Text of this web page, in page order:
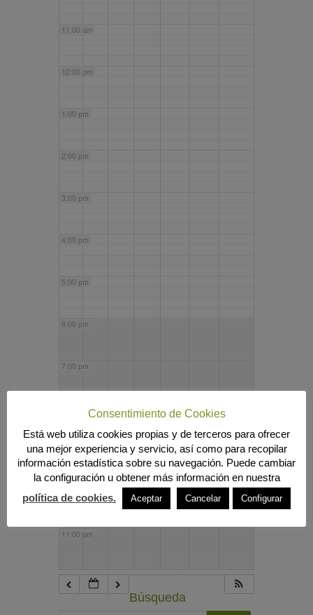
11:00 am
12:00 pm
1:00 pm
2:00 pm
3:00 pm
4:00 pm
5:00 pm
6:00 pm
7:00 pm
9:00 pm
10:00 pm
11:00 pm
Búsqueda
Consentimiento de Cookies
Está web utiliza cookies propias y de terceros para ofrecer
una mejor experiencia y servicio, así como para recopilar
información estadística sobre su navegación. Puede cambiar
la configuración u obtener más información en nuestra
política de cookies.
Aceptar Cancelar Configurar